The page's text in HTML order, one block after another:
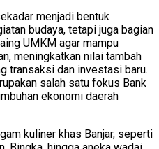
menjadi bentuk
budaya, tetapi juga bagian
UMKM agar mampu
meningkatkan nilai tambah
transaksi dan investasi baru.
salah satu fokus Bank
ekonomi daerah
kuliner khas Banjar, seperti